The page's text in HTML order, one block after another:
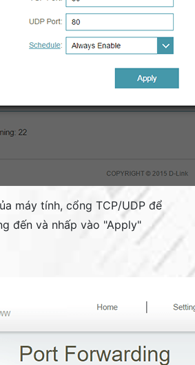
máy tính, cổng TCP/UDP để
đến và nhấp vào "Apply"